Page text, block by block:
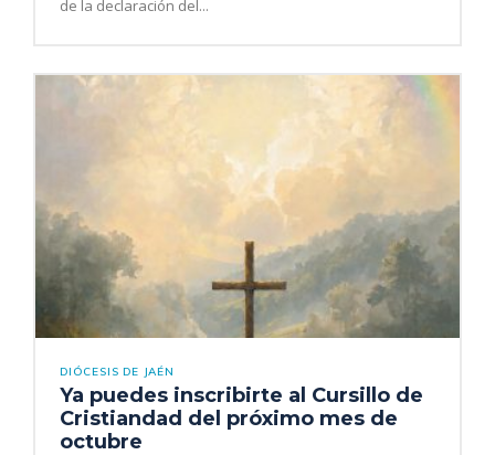
de la declaración del...
DIÓCESIS DE JAÉN
Ya puedes inscribirte al Cursillo de
Cristiandad del próximo mes de
octubre